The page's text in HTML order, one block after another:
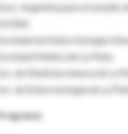
Asoc. Argentina para el estudio
SOGBA.
Sociedad de Endocrinología
Sociedad Médica de La Plata.
Soc. de Medicina Interna de La
Soc. de Endocrinología de La
Programa: